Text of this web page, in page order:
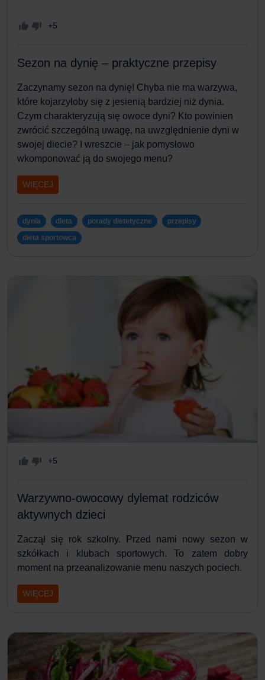
+5
Sezon na dynię – praktyczne przepisy
Zaczynamy sezon na dynię! Chyba nie ma warzywa,
które kojarzyłoby się z jesienią bardziej niż dynia.
Czym charakteryzują się owoce dyni? Kto powinien
zwrócić szczególną uwagę, na uwzględnienie dyni w
swojej diecie? I wreszcie – jak pomysłowo
wkomponować ją do swojego menu?
WIĘCEJ
dynia dieta porady dietetyczne przepisy
dieta sportowca
+5
Warzywno-owocowy dylemat rodziców
aktywnych dzieci
Zaczął się rok szkolny. Przed nami nowy sezon w
szkółkach i klubach sportowych. To zatem dobry
moment na przeanalizowanie menu naszych pociech.
WIĘCEJ